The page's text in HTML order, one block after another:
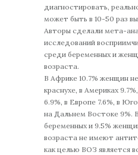
диагностировать,
может быть в 10-50 раз
Авторы сделали мета-
исследований
среди беременных и
возраста.
В Африке 10.7% женщин
краснухе, в Америках
6.9%, в Европе 7.6%, в
на Дальнем Востоке 9%.
беременных и 9.5%
возраста не имеют
как целью ВОЗ является